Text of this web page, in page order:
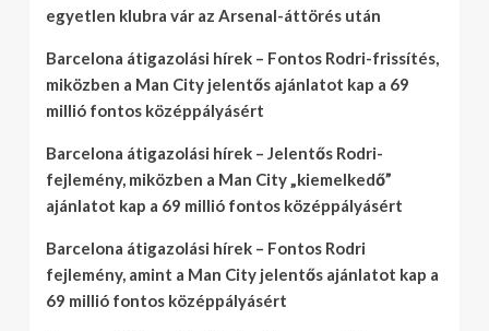
egyetlen klubra vár az Arsenal-áttörés után
Barcelona átigazolási hírek – Fontos Rodri-frissítés,
miközben a Man City jelentős ajánlatot kap a 69
millió fontos középpályásért
Barcelona átigazolási hírek – Jelentős Rodri-
fejlemény, miközben a Man City „kiemelkedő”
ajánlatot kap a 69 millió fontos középpályásért
Barcelona átigazolási hírek – Fontos Rodri
fejlemény, amint a Man City jelentős ajánlatot kap a
69 millió fontos középpályásért